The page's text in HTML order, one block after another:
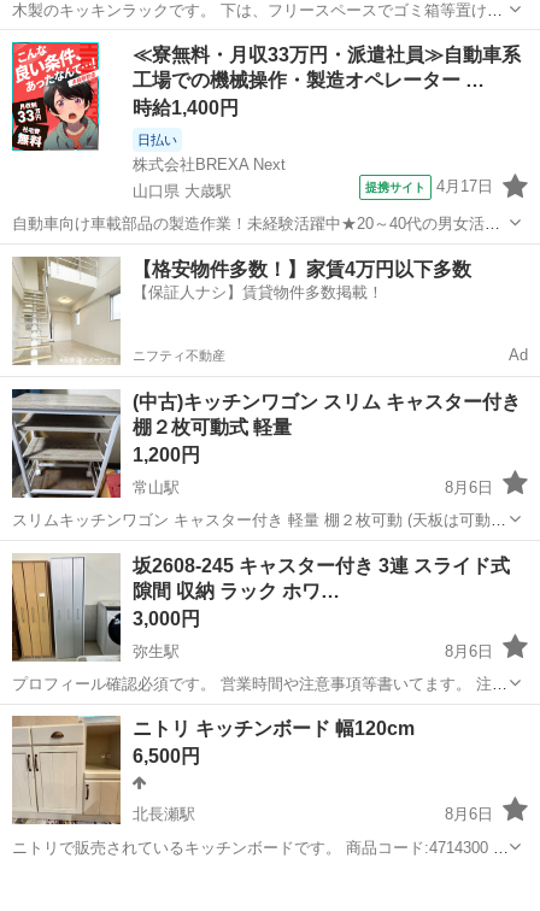
木製のキッキンラックです。 下は、フリースペースでゴミ箱等置けま
す。 真ん中に浅い引き出し。上置きは、可動棚一枚。 3年ほど使いま
した。シートをひいて使ってたのできれいだと思います。 引っ越しの
ため出品しました。宜しくお願い...
岡山 岡山市 万富駅 収納家具
≪寮無料・月収33万円・派遣社員≫自動車系
工場での機械操作・製造オペレーター …
時給1,400円
日払い
株式会社BREXA Next
山口県 大歳駅
提携サイト 4月17日
自動車向け車載部品の製造作業！未経験活躍中★20～40代の男女活躍
中！友達同士での応募OK！備品付きワンルーム寮費無料！赴任旅費会
社負担！生活支援物資事前対応可◎格安食堂利用可！年間休日135日
♪《山口県山口市》 人気の工...
山口 山口市 大歳駅 その他
【格安物件多数！】家賃4万円以下多数
【保証人ナシ】賃貸物件多数掲載！
ニフティ不動産 Ad
(中古)キッチンワゴン スリム キャスター付き
棚２枚可動式 軽量
1,200円
常山駅
8月6日
スリムキッチンワゴン キャスター付き 軽量 棚２枚可動 (天板は可動し
ません) size 約30cm×約50cm (取っ手部分含まず) ×約69cm (高さはキ
ャスター含む) ※素人計測です 購入して２年目比較的新しめ...
岡山 玉野市 収納家具 キャスター
坂2608-245 キャスター付き 3連 スライド式
隙間 収納 ラック ホワ…
3,000円
弥生駅
8月6日
プロフィール確認必須です。 営業時間や注意事項等書いてます。 注意
⚠️ 当店はリサイクルショップの為、原則として 返品・交換や修理等の
対応は致しかねます。 家電等に関しましては、ご購入から３日以内に
商品の不備や故障があっ...
岡山 倉敷市 弥生駅 収納家具 隙間
ニトリ キッチンボード 幅120cm
6,500円
北長瀬駅
8月6日
ニトリで販売されているキッチンボードです。 商品コード:4714300 お